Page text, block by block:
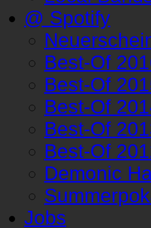
@ Spotify
Best-Of
Best-Of
Best-Of
Best-Of
Best-Of
Demonic
Jobs